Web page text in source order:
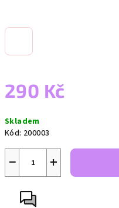
290 Kč
cena:
Skladem
Kód: 200003
+
−